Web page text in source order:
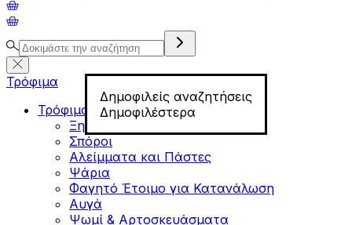
Δημοφιλείς αναζητήσεις
Δημοφιλέστερα
Τρόφιμα
Τρόφιμα για Fitness
Ξηροί Καρποί
Σπόροι
Αλείμματα και Πάστες
Ψάρια
Φαγητό Έτοιμο για Κατανάλωση
Αυγά
Ψωμί & Αρτοσκευάσματα